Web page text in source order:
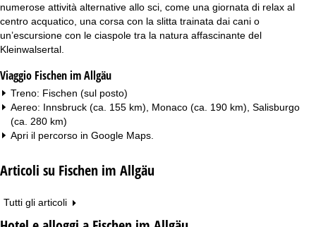
numerose attività alternative allo sci, come una giornata di relax al
centro acquatico, una corsa con la slitta trainata dai cani o
un’escursione con le ciaspole tra la natura affascinante del
Kleinwalsertal.
Viaggio Fischen im Allgäu
Treno: Fischen (sul posto)
Aereo: Innsbruck (ca. 155 km), Monaco (ca. 190 km), Salisburgo
(ca. 280 km)
Apri il percorso in Google Maps
Articoli su Fischen im Allgäu
Tutti gli articoli